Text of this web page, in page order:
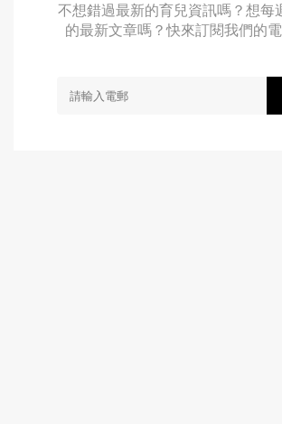
不想錯過最新的育兒資訊嗎？想每
的最新文章嗎？快來訂閱我們的電